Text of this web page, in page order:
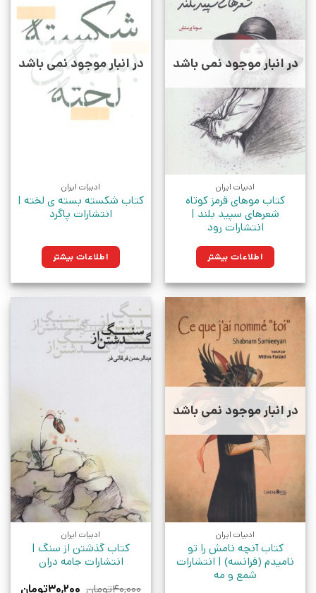
در انبار موجود نمی باشد
ادبیات ایران
کتاب موهای قرمز کوتاه
شعرهای سپید بلند |
انتشارات رود
اطلاعات بیشتر
در انبار موجود نمی باشد
ادبیات ایران
کتاب شکسته بسته ی لخته |
انتشارات پاگرد
اطلاعات بیشتر
در انبار موجود نمی باشد
ادبیات ایران
کتاب آنچه نامش را تو
نامیدم (فرانسه) | انتشارات
شمع و مه
ادبیات ایران
کتاب گذشتن از سنگ |
انتشارات جامه دران
۴۰,۰۰۰تومان قیمت
۳۰,۲۰۰تومان